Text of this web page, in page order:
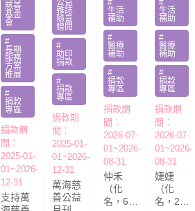
慈善
基金
會
#
長期
服務
方案
推展
#
捐款
專區
捐款期
間：
2025-01-
01~2026-
12-31
支持萬
雜誌
隨喜
贈閱
#
助印
捐款
#
捐款
專區
捐款期
間：
2025-01-
01~2026-
12-31
萬海慈
善公益
生活
補助
#
醫療
補助
#
捐款
專區
捐款期
間：
2026-07-
01~2026-
08-31
仲禾
（化
名，6
生活
補助
#
醫療
補助
#
捐款
專區
捐款期
間：
2026-07-
01~2026-
08-31
婕婕
（化
名，20